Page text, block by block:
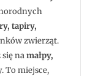
tapiry,
zwierząt.
namałpy,
To miejsce,